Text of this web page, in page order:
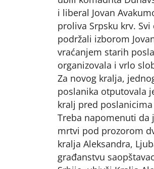
i liberal Jovan
proliva Srpsku krv.
podržali izborom
vraćanjem starih
organizovala i vrlo
Za novog kralja,
poslanika otputovala
kralj pred
Treba napomenuti da
mrtvi pod prozorom
kralja Aleksandra,
građanstvu